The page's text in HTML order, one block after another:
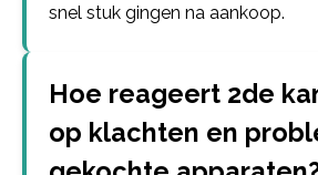
snel stuk gingen na aankoop.
Hoe reageert 2de
op klachten en